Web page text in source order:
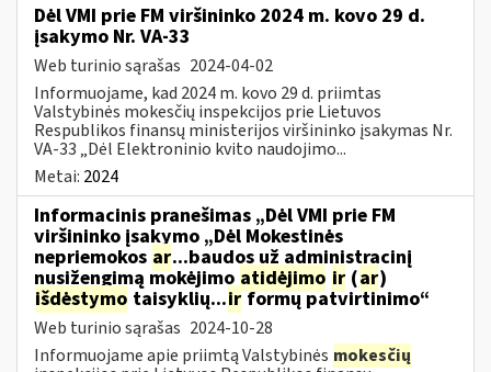
Dėl VMI prie FM viršininko 2024 m. kovo 29 d.
įsakymo Nr. VA-33
Web turinio sąrašas 2024-04-02
Informuojame, kad 2024 m. kovo 29 d. priimtas
Valstybinės mokesčių inspekcijos prie Lietuvos
Respublikos finansų ministerijos viršininko įsakymas Nr.
VA-33 „Dėl Elektroninio kvito naudojimo...
Metai: 2024
Informacinis pranešimas „Dėl VMI prie FM
viršininko įsakymo „Dėl Mokestinės
nepriemokos ar...baudos už administracinį
nusižengimą mokėjimo atidėjimo ir (ar)
išdėstymo taisyklių...irformų patvirtinimo“
Web turinio sąrašas 2024-10-28
Informuojame apie priimtą Valstybinės mokesčių